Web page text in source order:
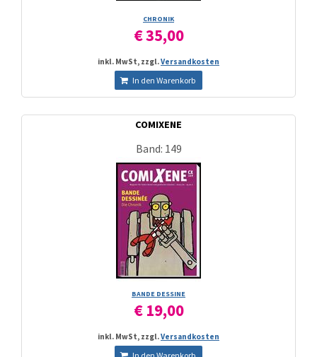
CHRONIK
€ 35,00
inkl. MwSt, zzgl.Versandkosten
In den Warenkorb
COMIXENE
Band: 149
BANDE DESSINE
€ 19,00
inkl. MwSt, zzgl.Versandkosten